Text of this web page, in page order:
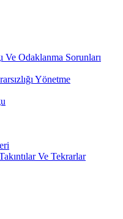
Ve Odaklanma Sorunları
Yönetme
Ve Tekrarlar